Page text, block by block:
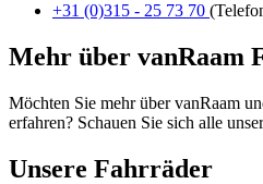
+31 (0)315 - 25 73 70
Mehr über vanRaam
Möchten Sie mehr über vanRaam
erfahren? Schauen Sie sich alle
Unsere Fahrräder